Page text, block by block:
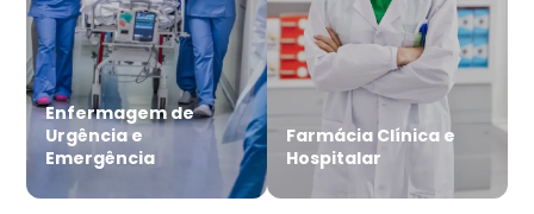
Enfermagem de
Urgência e
Emergência
Farmácia Clínica e
Hospitalar